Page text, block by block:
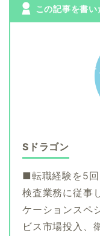
この記事を書い
Sドラゴン
■転職経験を5回
検査業務に従事
ケーションスペ
ビス市場投入、